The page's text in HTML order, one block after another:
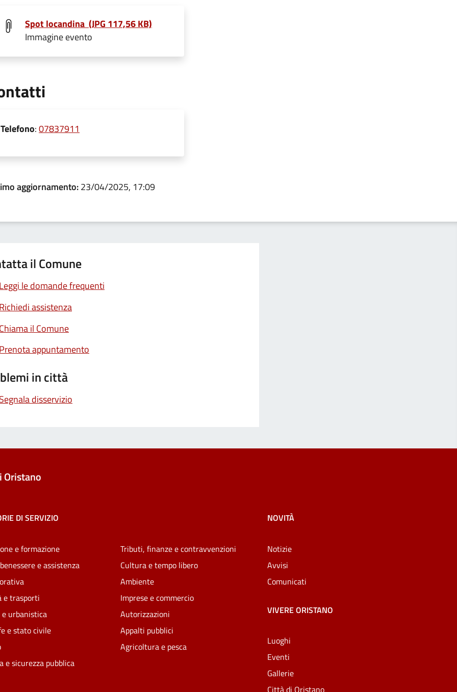
Spot locandina (JPG 117,56 KB)
Immagine evento
Telefono:07837911
aggiornamento:23/04/2025, 17:09
il Comune
le domande frequenti
assistenza
il Comune
appuntamento
in città
disservizio
Oristano
DI SERVIZIO
e formazione
e assistenza
e trasporti
urbanistica
e stato civile
e sicurezza pubblica
Tributi, finanze e contravvenzioni
Cultura e tempo libero
Ambiente
Imprese e commercio
Autorizzazioni
Appalti pubblici
Agricoltura e pesca
NOVITÀ
Notizie
Avvisi
Comunicati
VIVERE ORISTANO
Luoghi
Eventi
Gallerie
Città di Oristano